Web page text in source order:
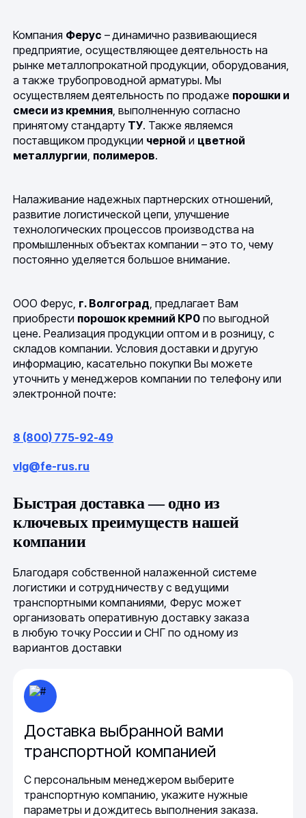
Компания Ферус – динамично развивающиеся
предприятие, осуществляющее деятельность на
рынке металлопрокатной продукции, оборудования,
а также трубопроводной арматуры. Мы
осуществляем деятельность по продаже порошки и
смеси из кремния, выполненную согласно
принятому стандарту ТУ. Также являемся
поставщиком продукции черной и цветной
металлургии, полимеров.
Налаживание надежных партнерских отношений,
развитие логистической цепи, улучшение
технологических процессов производства на
промышленных объектах компании – это то, чему
постоянно уделяется большое внимание.
ООО Ферус, г. Волгоград, предлагает Вам
приобрести порошок кремний КР0 по выгодной
цене. Реализация продукции оптом и в розницу, с
складов компании. Условия доставки и другую
информацию, касательно покупки Вы можете
уточнить у менеджеров компании по телефону или
электронной почте:
8 (800) 775-92-49
vlg@fe-rus.ru
Быстрая доставка — одно из
ключевых преимуществ нашей
компании
Благодаря собственной налаженной системе
логистики и сотрудничеству с ведущими
транспортными компаниями, Ферус может
организовать оперативную доставку заказа
в любую точку России и СНГ по одному из
вариантов доставки
Доставка выбранной вами
транспортной компанией
С персональным менеджером выберите
транспортную компанию, укажите нужные
параметры и дождитесь выполнения заказа.